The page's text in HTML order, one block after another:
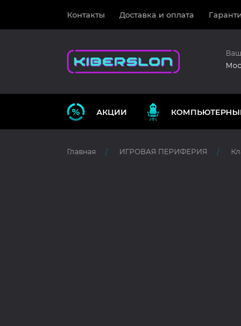
Контакты Доставка и оплата
АКЦИИ
Главная ИГРОВАЯ ПЕРИФЕРИЯ